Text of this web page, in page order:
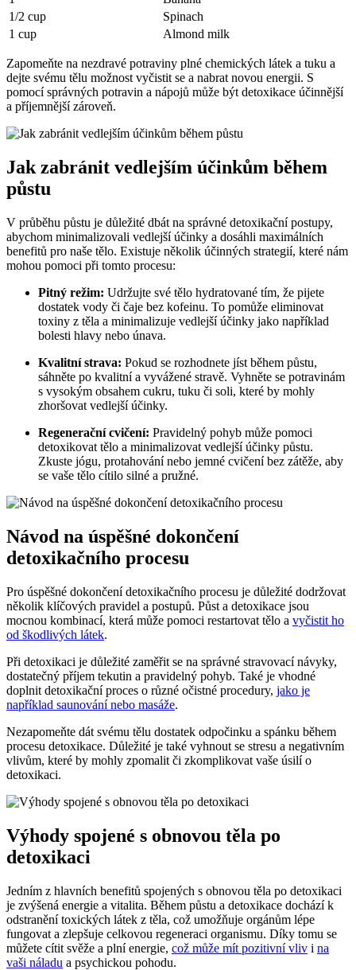
1/2 cup
Spinach
1 cup
Almond milk
Zapomeňte na nezdravé potraviny plné chemických ‌látek‍ a⁤ tuku a​
dejte​ svému tělu možnost vyčistit se​ a nabrat novou‍ energii. S⁢
pomocí správných potravin​ a nápojů může být detoxikace účinnější
a příjemnější zároveň.
Jak zabránit‌ vedlejším účinkům během
půstu
V průběhu půstu je důležité dbát na správné detoxikační postupy,⁤
abychom minimalizovali vedlejší účinky a dosáhli maximálních
benefitů pro naše tělo. Existuje několik účinných strategií, které nám
mohou‌ pomoci při‍ tomto procesu:
Pitný režim: Udržujte své tělo hydratované tím, že pijete
dostatek vody či ‍čaje bez kofeinu. To ‌pomůže ​eliminovat‍
toxiny z ‌těla a minimalizuje vedlejší účinky jako například
bolesti hlavy nebo únava.
Kvalitní strava: Pokud se rozhodnete jíst během půstu,
⁤sáhněte po kvalitní a vyvážené stravě. Vyhněte se potravinám
s vysokým obsahem cukru, tuku či ⁣soli, které by mohly
zhoršovat vedlejší účinky.
Regenerační cvičení: Pravidelný pohyb může pomoci
detoxikovat tělo‍ a minimalizovat vedlejší účinky ‍půstu.
Zkuste jógu, protahování ⁣nebo jemné cvičení ⁣bez zátěže, aby
se vaše tělo⁣ cítilo silné a pružné.
Návod na úspěšné dokončení
detoxikačního procesu
Pro‌ úspěšné dokončení detoxikačního procesu je důležité dodržovat
několik klíčových pravidel a postupů. Půst a​ detoxikace jsou
mocnou kombinací, která ​může pomoci restartovat tělo a vyčistit ho
od škodlivých látek.
Při detoxikaci je důležité zaměřit se na správné stravovací návyky,
dostatečný příjem tekutin ‍a pravidelný pohyb. Také je vhodné
doplnit detoxikační proces o různé očistné procedury, jako je
například saunování nebo masáže.
Nezapomeňte dát svému tělu⁤ dostatek odpočinku a spánku během
procesu detoxikace. Důležité je také vyhnout ​se stresu ‌a negativním‍
vlivům, které by mohly zpomalit či ‍zkomplikovat vaše úsilí​ o⁢
detoxikaci.
Výhody spojené s obnovou těla po
detoxikaci
Jedním z hlavních benefitů spojených s ⁢obnovou těla po detoxikaci
je ⁢zvýšená energie a vitalita. Během půstu a detoxikace dochází k
odstranění toxických látek z těla, ⁣což ​umožňuje orgánům lépe
fungovat‍ a⁣ zlepšuje celkovou regeneraci organismu. Díky ⁣tomu se
můžete cítit svěže a plní energie, což může mít pozitivní vliv i na
vaši náladu a psychickou pohodu.